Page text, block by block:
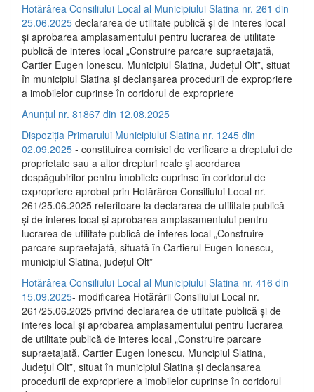
Hotărârea Consiliului Local al Municipiului Slatina nr. 261 din
25.06.2025 declararea de utilitate publică și de interes local
și aprobarea amplasamentului pentru lucrarea de utilitate
publică de interes local „Construire parcare supraetajată,
Cartier Eugen Ionescu, Municipiul Slatina, Județul Olt”, situat
în municipiul Slatina și declanșarea procedurii de expropriere
a imobilelor cuprinse în coridorul de expropriere
Anunțul nr. 81867 din 12.08.2025
Dispoziția Primarului Municipiului Slatina nr. 1245 din
02.09.2025 - constituirea comisiei de verificare a dreptului de
proprietate sau a altor drepturi reale și acordarea
despăgubirilor pentru imobilele cuprinse în coridorul de
expropriere aprobat prin Hotărârea Consiliului Local nr.
261/25.06.2025 referitoare la declararea de utilitate publică
și de interes local și aprobarea amplasamentului pentru
lucrarea de utilitate publică de interes local „Construire
parcare supraetajată, situată în Cartierul Eugen Ionescu,
municipiul Slatina, județul Olt”
Hotărârea Consiliului Local al Municipiului Slatina nr. 416 din
15.09.2025- modificarea Hotărârii Consiliului Local nr.
261/25.06.2025 privind declararea de utilitate publică și de
interes local și aprobarea amplasamentului pentru lucrarea
de utilitate publică de interes local „Construire parcare
supraetajată, Cartier Eugen Ionescu, Muncipiul Slatina,
Județul Olt”, situat în municipiul Slatina și declanșarea
procedurii de expropriere a imobilelor cuprinse în coridorul